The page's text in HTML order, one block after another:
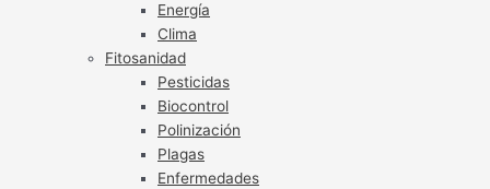
Energía
Clima
Fitosanidad
Pesticidas
Biocontrol
Polinización
Plagas
Enfermedades